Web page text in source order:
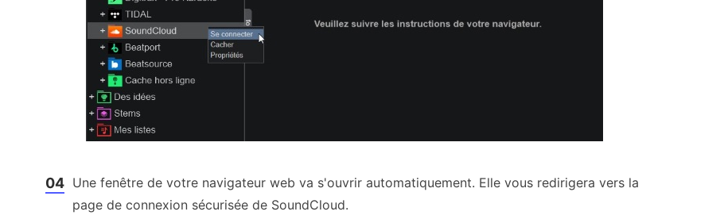
04 Une fenêtre de votre navigateur web va s'ouvrir automatiquement. Elle vous redirigera vers la
page de connexion sécurisée de SoundCloud.